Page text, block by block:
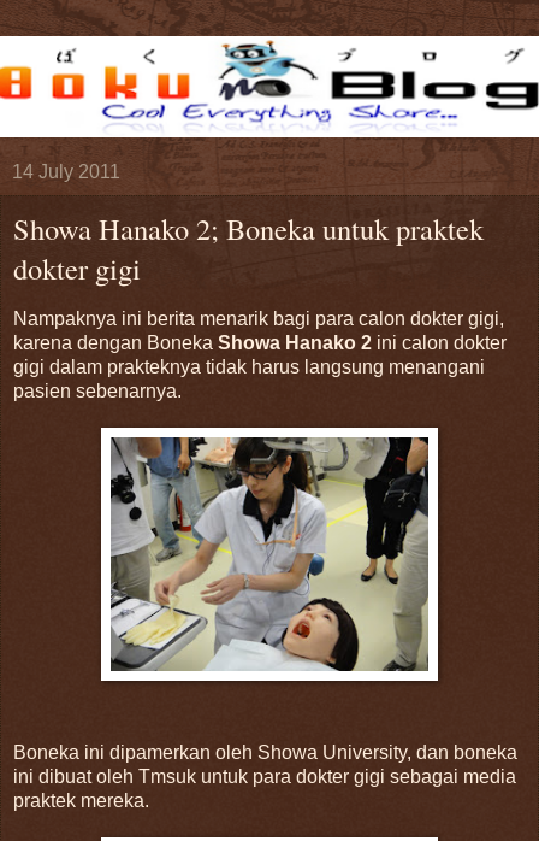
14 July 2011
Showa Hanako 2; Boneka untuk praktek
dokter gigi
Nampaknya ini berita menarik bagi para calon dokter gigi,
karena dengan Boneka Showa Hanako 2 ini calon dokter
gigi dalam prakteknya tidak harus langsung menangani
pasien sebenarnya.
Boneka ini dipamerkan oleh Showa University, dan boneka
ini dibuat oleh Tmsuk untuk para dokter gigi sebagai media
praktek mereka.